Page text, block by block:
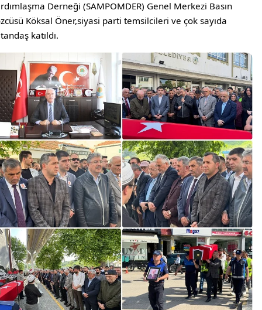
Derneği (SAMPOMDER) Genel Merkezi Basın
Köksal Öner,siyasi parti temsilcileri ve çok sayıda
katıldı.